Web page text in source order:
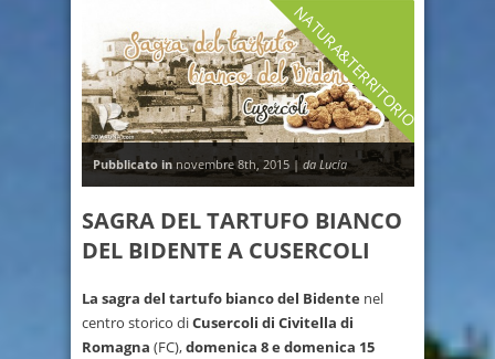
NATURA&TERRITORIO
Pubblicato in novembre 8th, 2015 |da Lucia
SAGRA DEL TARTUFO BIANCO
DEL BIDENTE A CUSERCOLI
La sagra del tartufo bianco del Bidente nel
centro storico diCusercoli di Civitella di
Romagna (FC),domenica 8 e domenica 15